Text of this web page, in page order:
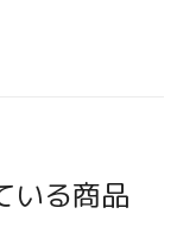
いる商品